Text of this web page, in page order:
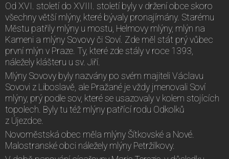
Od XVI. století do XVIII. století byly v držení obce skoro
všechny větší mlýny, které bývaly pronajímány. Starému
Městu patřily mlýny u mostu, Helmovy mlýny, mlýn na
Kameni a mlýny Sovovy či Soví. Zde měl stát prý vůbec
první mlýn v Praze. Ty, které zde stály v roce 1393,
náležely klášteru u sv. Jiří.
Mlýny Sovovy byly nazvány po svém majiteli Václavu
Sovovi z Liboslavě, ale Pražané je vždy jmenovali Soví
mlýny, prý podle sov, které se usazovaly v kolem stojících
topolech. Byly tu též mlýny patřící rodu Odkolků
z Újezdce.
Novoměstská obec měla mlýny Šítkovské a Nové.
Malostranské obci náležely mlýny Petržilkovy.